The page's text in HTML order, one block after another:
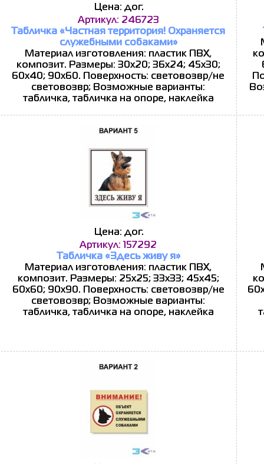
Цена: дог.
Артикул: 246723
Табличка «Частная территория! Охраняется
служебными собаками»
Материал изготовления: пластик ПВХ,
композит. Размеры: 30x20; 36x24; 45x30;
60x40; 90x60. Поверхность: световозвр/не
световозвр; Возможные варианты:
табличка, табличка на опоре, наклейка
Цена: дог.
Артикул: 157292
Табличка «Здесь живу я»
Материал изготовления: пластик ПВХ,
композит. Размеры: 25x25; 33x33; 45x45;
60x60; 90x90. Поверхность: световозвр/не
световозвр; Возможные варианты:
табличка, табличка на опоре, наклейка